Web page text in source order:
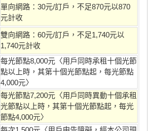
單向網路：30元/訂戶，不足870元以870
元計收
雙向網路：60元/訂戶，不足1,740元以
1,740元計收
每光節點8,000元〈用戶同時承租十個光節
點以上時，其第十個光節點起，每光節點
4,000元〉
每光節點7,200元〈用戶同時異動十個承租
光節點以上時，其第十個光節點起，每光
節點4,000元〉